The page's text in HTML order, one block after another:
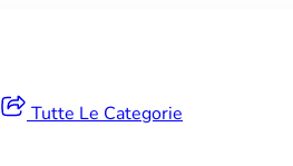
Tutte Le Categorie